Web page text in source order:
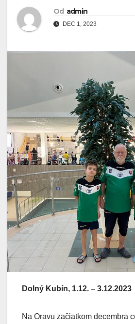
Od admin
DEC 1, 2023
Dolný Kubín, 1.12. – 3.12.2023
Na Oravu začiatkom decembra